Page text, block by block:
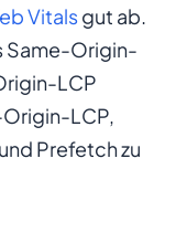
Vitalsgut ab.
Same-Origin-
LCP
LCP,
Prefetch zu